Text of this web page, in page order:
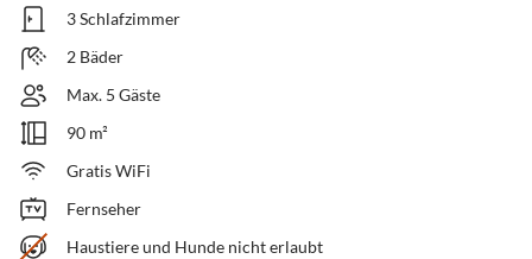
3 Schlafzimmer
2 Bäder
Max. 5 Gäste
90 m²
Gratis WiFi
Fernseher
Haustiere und Hunde nicht erlaubt